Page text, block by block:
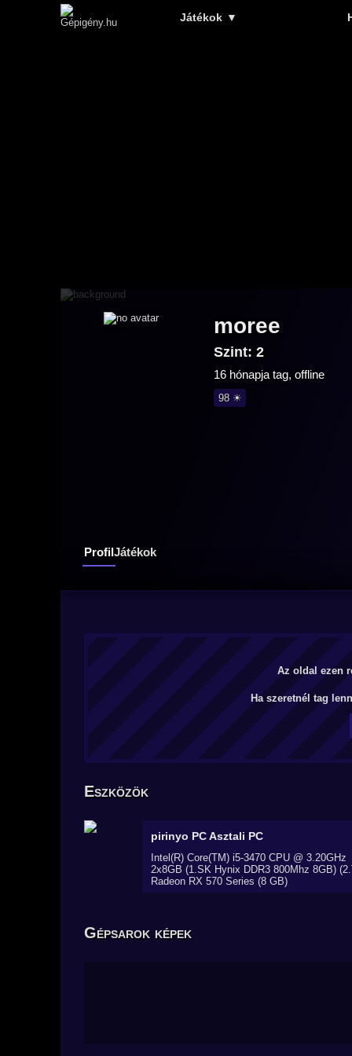
Játékok ▼
moree
Szint: 2
16 hónapja tag, offline
98 ☀
ProfilJátékok
Az oldal ezen
Ha szeretnél tag
Eszközök
pirinyo PCAsztali PC
Intel(R) Core(TM) i5-3470 CPU @ 3.20GHz
2x8GB (1.SK Hynix DDR3 800Mhz 8GB)
Radeon RX 570 Series (8 GB)
Gépsarok képek